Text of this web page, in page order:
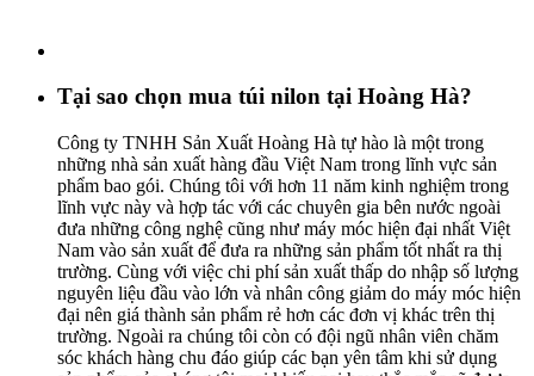
Tại sao chọn mua túi nilon tại Hoàng Hà?
Công ty TNHH Sản Xuất Hoàng Hà tự hào là một trong
những nhà sản xuất hàng đầu Việt Nam trong lĩnh vực sản
phẩm bao gói. Chúng tôi với hơn 11 năm kinh nghiệm trong
lĩnh vực này và hợp tác với các chuyên gia bên nước ngoài
đưa những công nghệ cũng như máy móc hiện đại nhất Việt
Nam vào sản xuất để đưa ra những sản phẩm tốt nhất ra thị
trường. Cùng với việc chi phí sản xuất thấp do nhập số lượng
nguyên liệu đầu vào lớn và nhân công giảm do máy móc hiện
đại nên giá thành sản phẩm rẻ hơn các đơn vị khác trên thị
trường. Ngoài ra chúng tôi còn có đội ngũ nhân viên chăm
sóc khách hàng chu đáo giúp các bạn yên tâm khi sử dụng